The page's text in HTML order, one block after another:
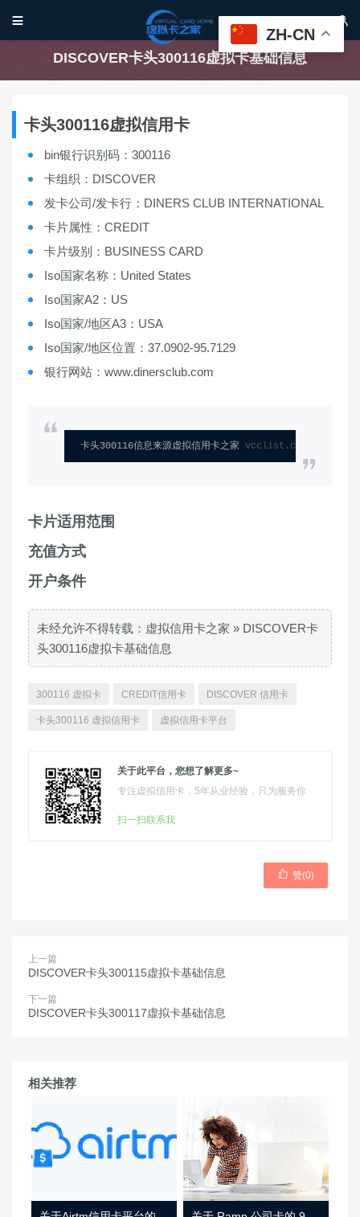
 
DISCOVER卡头300116虚拟卡基础信息
卡头300116虚拟信用卡
bin银行识别码：300116
卡组织：DISCOVER
发卡公司/发卡行：DINERS CLUB INTERNATIONAL
卡片属性：CREDIT
卡片级别：BUSINESS CARD
Iso国家名称：United States
Iso国家A2：US
Iso国家/地区A3：USA
Iso国家/地区位置：37.0902-95.7129
银行网站：www.dinersclub.com
卡头300116信息来源虚拟信用卡之家 vcclist.com
卡片适用范围
充值方式
开户条件
未经允许不得转载： 虚拟信用卡之家 » DISCOVER卡
头300116虚拟卡基础信息
300116 虚拟卡 CREDIT信用卡 DISCOVER 信用卡
卡头300116 虚拟信用卡 虚拟信用卡平台
关于此平台，您想了解更多~
专注虚拟信用卡，5年从业经验，只为服务你
扫一扫联系我
 赞(0)
上一篇
DISCOVER卡头300115虚拟卡基础信息
下一篇
DISCOVER卡头300117虚拟卡基础信息
相关推荐
ZH-CN